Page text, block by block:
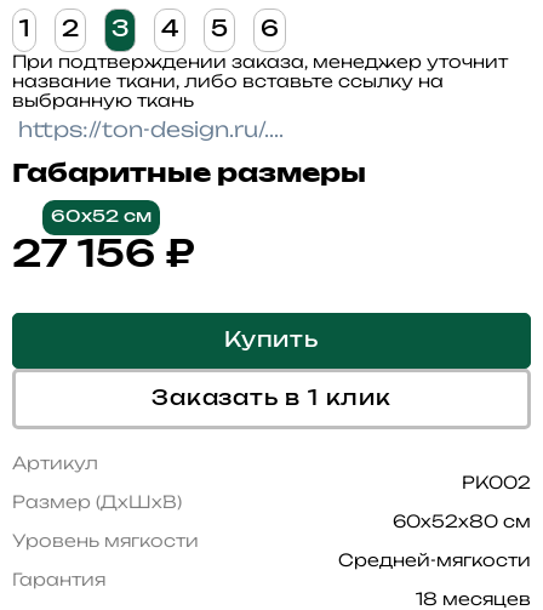
1 2 3 4 5 6
При подтверждении заказа, менеджер уточнит
название ткани, либо вставьте ссылку на
выбранную ткань
Габаритные размеры
60x52 см
27 156 ₽
Купить
Заказать в 1 клик
Артикул
PK002
Размер (ДхШхВ)
60x52x80 см
Уровень мягкости
Средней-мягкости
Гарантия
18 месяцев